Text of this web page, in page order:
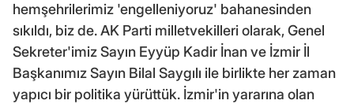
hemşehrilerimiz 'engelleniyoruz' bahanesinden
sıkıldı, biz de. AK Parti milletvekilleri olarak, Genel
Sekreter'imiz Sayın Eyyüp Kadir İnan ve İzmir İl
Başkanımız Sayın Bilal Saygılı ile birlikte her zaman
yapıcı bir politika yürüttük. İzmir'in yararına olan